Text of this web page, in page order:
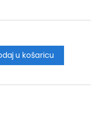
u košaricu